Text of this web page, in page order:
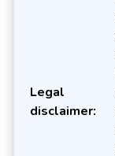
Legal
disclaimer: